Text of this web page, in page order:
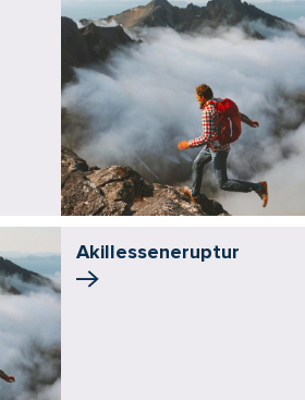
Akillessene­ruptur